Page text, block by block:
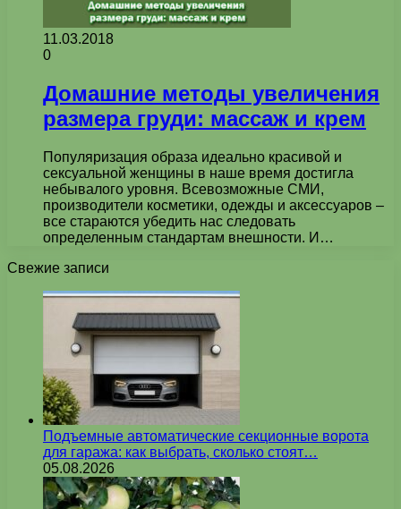
11.03.2018
0
Домашние методы увеличения
размера груди: массаж и крем
Популяризация образа идеально красивой и
сексуальной женщины в наше время достигла
небывалого уровня. Всевозможные СМИ,
производители косметики, одежды и аксессуаров –
все стараются убедить нас следовать
определенным стандартам внешности. И…
Свежие записи
Подъемные автоматические секционные ворота
для гаража: как выбрать, сколько стоят…
05.08.2026